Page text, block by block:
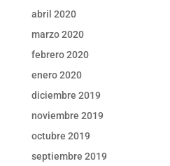
abril 2020
marzo 2020
febrero 2020
enero 2020
diciembre 2019
noviembre 2019
octubre 2019
septiembre 2019